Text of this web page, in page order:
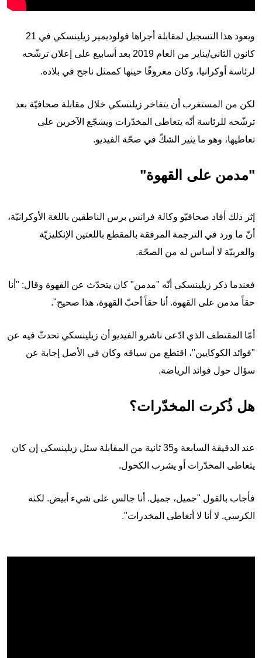
ويعود هذا التسجيل لمقابلة أجراها فولوديمير زيلينسكي في 21
كانون الثاني/يناير من العام 2019 بعد أسابيع على إعلان ترشّحه
لرئاسة أوكرانيا، وكان معروفًا حينها كممثل ناجح في بلاده.
لكن من المستغرب أن يتفاخر زيلنسكي خلال مقابلة صحافيّة بعد
ترشّحه للرئاسة أنّه يتعاطى المخدّرات ويشجّع الآخرين على
تعاطيها، وهو ما يثير الشكّ في صحّة الفيديو.
"مدمن على القهوة"
إثر ذلك أفاد صحافيّو وكالة فرانس برس الناطقين باللغة الأوكرانيّة،
أنّ ما ورد في الترجمة المرفقة بالمقطع باللغتين الإنكليزيّة
والعربيّة لا أساس له من الصحّة.
فعندما ذكر زيلينسكي أنّه "مدمن" كان يتحدّث عن القهوة وقال: "أنا
حقاً مدمن على القهوة. أنا حقاً أحبّ القهوة، هذا صحيح".
أمّا المقتطف الذي ادّعى ناشرو الفيديو أن زيلينسكي تحدثّ فيه عن
"فوائد الكوكايين"، اقتطع من سياقه وكان في الأصل إجابة عن
سؤال حول فوائد الرياضة.
هل ذُكرت المخدّرات؟
عند الدقيقة السابعة و35 ثانية من المقابلة سئل زيلينسكي إن كان
يتعاطى المخدّرات أو يشرب الكحول.
فأجاب بالقول "جميل، جميل. أنا جالس على شيء أبيض. لكنه
الكرسي. لا أنا لا أتعاطى المخدرات".